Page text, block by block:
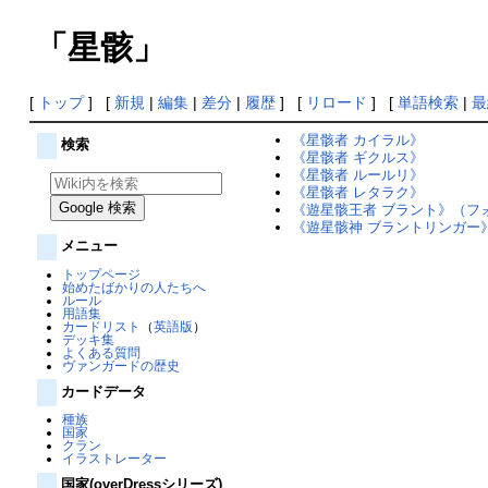
「星骸」
[ トップ] [ 新規 | 編集| 差分| 履歴] [ リロード ] [ 単語検索|
検索
メニュー
トップページ
始めたばかりの人たちへ
ルール
用語集
カードリスト
（英語版 ）
デッキ集
よくある質問
ヴァンガードの歴史
カードデータ
種族
国家
クラン
イラストレーター
国家(overDressシリーズ)
《星骸者 カイラル》
《星骸者 ギクルス》
《星骸者 ルールリ》
《星骸者 レタラク》
《遊星骸王者 ブラント》（フ
《遊星骸神 ブラントリンガー》